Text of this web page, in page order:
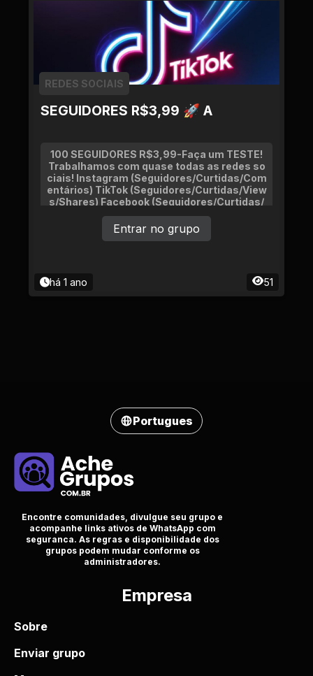
SEGUIDORES R$3,99 🚀 A
REDES SOCIAIS
100 SEGUIDORES R$3,99-Faça um TESTE!
Trabalhamos com quase todas as redes so
ciais! Instagram (Seguidores/Curtidas/Com
entários) TikTok (Seguidores/Curtidas/View
s/Shares) Facebook (Seguidores/Curtidas/
Visualizações) YouTube (Inscritos/Curtida
s)
há 1 ano 51
Entrar no grupo
Portugues
Encontre comunidades, divulgue seu grupo e
acompanhe links ativos de WhatsApp com
seguranca. As regras e disponibilidade dos
grupos podem mudar conforme os
administradores.
Empresa
Sobre
Enviar grupo